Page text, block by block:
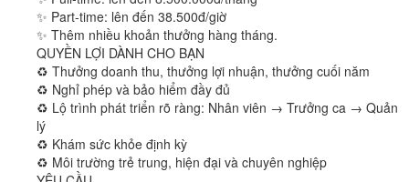
✨ Part-time: lên đến 38.500đ/giờ
✨ Thêm nhiều khoản thưởng hàng tháng.
QUYỀN LỢI DÀNH CHO BẠN
♻️ Thưởng doanh thu, thưởng lợi nhuận, thưởng cuối năm
♻️ Nghỉ phép và bảo hiểm đầy đủ
♻️ Lộ trình phát triển rõ ràng: Nhân viên → Trưởng ca → Quản
lý
♻️ Khám sức khỏe định kỳ
♻️ Môi trường trẻ trung, hiện đại và chuyên nghiệp